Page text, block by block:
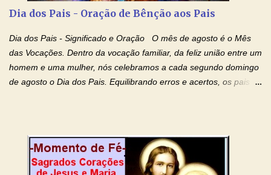
e a força para fazer triunfar, na sua vida, o heroísmo das virtudes
monásticas: a obediência, a castidade e a voluntária pobreza, e
manifestastes o poder de sua intercessão por numerosos
milagres e gra...
Dia dos Pais - Oração de Bênção aos Pais
Dia dos Pais - Significado e Oração O mês de agosto é o Mês
das Vocações. Dentro da vocação familiar, da feliz união entre um
homem e uma mulher, nós celebramos a cada segundo domingo
de agosto o Dia dos Pais. Equilibrando erros e acertos, os pais
conforto, boa alimentação, educação de qualidade. E, em geral,
procuram orientá-los para que enfrentem o mundo, com suas
alegrias, com seus dissabores. Acompanham-nos em suas